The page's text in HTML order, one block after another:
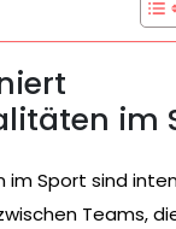
im
im Sport sind
Teams,